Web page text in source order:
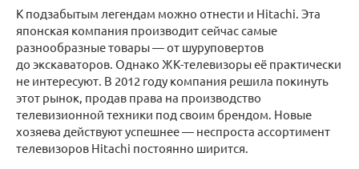
К подзабытым легендам можно отнести и Hitachi. Эта
японская компания производит сейчас самые
разнообразные товары — от шуруповертов
до экскаваторов. Однако ЖК-телевизоры её практически
не интересуют. В 2012 году компания решила покинуть
этот рынок, продав права на производство
телевизионной техники под своим брендом. Новые
хозяева действуют успешнее — неспроста ассортимент
телевизоров Hitachi постоянно ширится.